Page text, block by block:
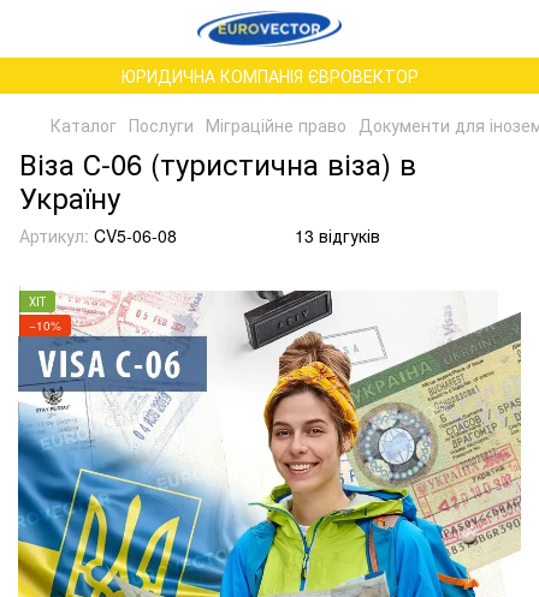
ЮРИДИЧНА КОМПАНІЯ ЄВРОВЕКТОР
Каталог Послуги Міграційне право Документи для
Віза С-06 (туристична віза) в
Україну
Артикул: CV5-06-08 13 відгуків
ХІТ
−10%